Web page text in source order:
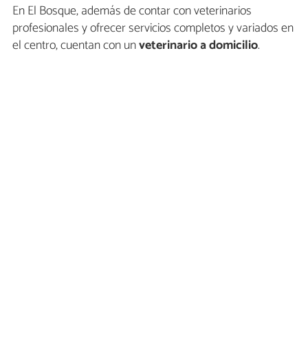
En El Bosque, además de contar con veterinarios
profesionales y ofrecer servicios completos y variados en
el centro, cuentan con unveterinario a domicilio.